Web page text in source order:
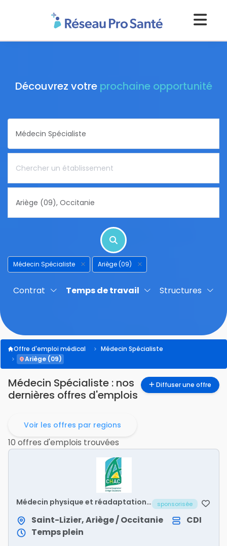
Découvrez votre prochaine opportunité
Médecin Spécialiste Ariège (09)
Contrat Temps de travail Structures
Offre d'emploi médical
Médecin Spécialiste
Ariège (09)
Médecin Spécialiste : nos
dernières offres d'emplois
Diffuser une offre
Voir les offres par regions
10 offres d'emplois trouvées
Médecin physique et réadaptation
sponsorisée
Saint-Lizier, Ariège / Occitanie
CDI
Temps plein